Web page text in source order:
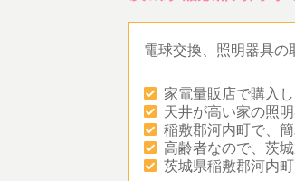
電球交換、照明器具
家電量販店で購入
天井が高い家の照
稲敷郡河内町で、
高齢者なので、茨
茨城県稲敷郡河内